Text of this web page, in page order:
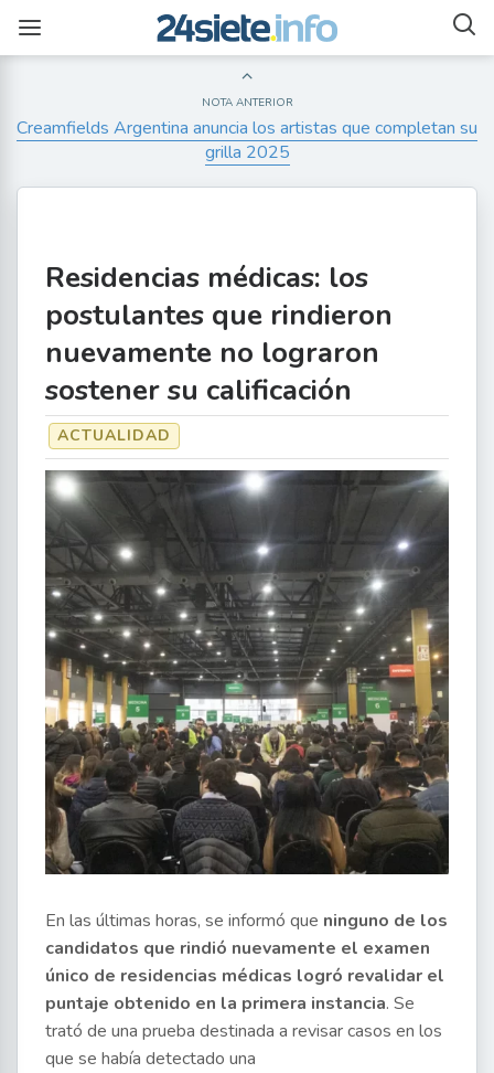
NOTA ANTERIOR
Creamfields Argentina anuncia los artistas que completan su
grilla 2025
Residencias médicas: los
postulantes que rindieron
nuevamente no lograron
sostener su calificación
ACTUALIDAD
En las últimas horas, se informó que ninguno de los
candidatos que rindió nuevamente el examen
único de residencias médicas logró revalidar el
puntaje obtenido en la primera instancia. Se
trató de una prueba destinada a revisar casos en los
que se había detectado una